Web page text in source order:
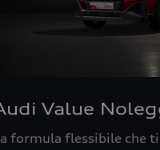
Value
formula flessibile che